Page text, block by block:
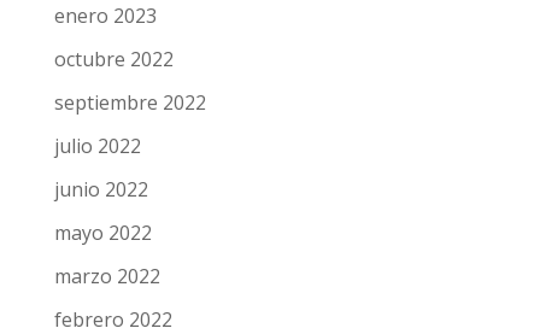
enero 2023
octubre 2022
septiembre 2022
julio 2022
junio 2022
mayo 2022
marzo 2022
febrero 2022